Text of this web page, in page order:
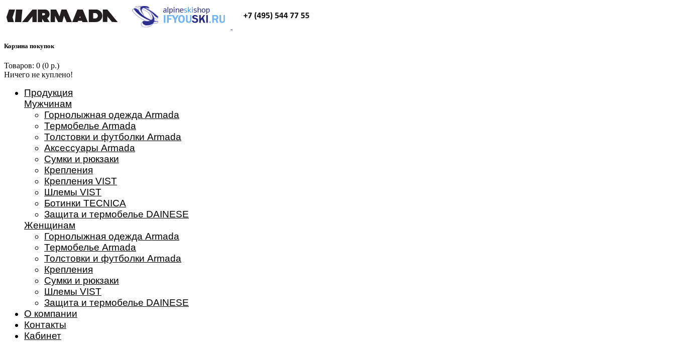
Корзина покупок
Товаров: 0 (0 р.)
Ничего не куплено!
Продукция
Мужчинам
Горнолыжная одежда Armada
Термобелье Armada
Толстовки и футболки Armada
Аксессуары Armada
Сумки и рюкзаки
Крепления
Крепления VIST
Шлемы VIST
Ботинки TECNICA
Защита и термобелье DAINESE
Женщинам
Горнолыжная одежда Armada
Термобелье Armada
Толстовки и футболки Armada
Крепления
Сумки и рюкзаки
Шлемы VIST
Защита и термобелье DAINESE
О компании
Контакты
Кабинет